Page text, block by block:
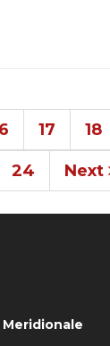
17 18
24 Next